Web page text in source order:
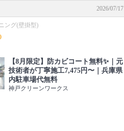
2026/07/17
ング(壁掛型)
【8月限定】防カビコート無料✨｜元
技術者が丁寧施工7,475円〜｜兵庫県
内駐車場代無料
神戸クリーンワークス